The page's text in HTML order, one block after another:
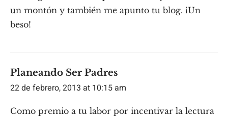
un montón y también me apunto tu blog. ¡Un
beso!
Planeando Ser Padres
22 de febrero, 2013 at 10:15 am
Como premio a tu labor por incentivar la lectura